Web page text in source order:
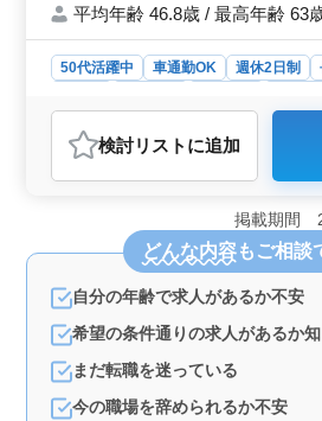
ひ今までの経験を活
お待ちしております
平均年齢 46.8歳 / 最高年齢 63
50代活躍中 車通勤OK 週休2日制
おすすめポイント
＜安定した勤務環境＞ 週休2日制
立も可能。 中高年も活躍中の働き
安定して働けます。 ＜経験を活
事務所経験5年以上の方を募集。
経験を存分に活かせます。 ＜
経営アドバイスなど幅広い業務があ
機会が豊富。 自身のキャリアをさ
検討リスト に追加
掲載期間
どんな内容もご相談
自分の年齢で求人があるか不安
希望の条件通りの求人があるか
まだ転職を迷っている
今の職場を辞められるか不安